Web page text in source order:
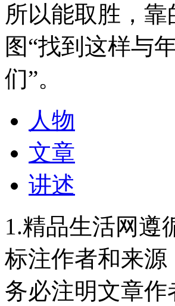
所以能取胜，
图“找到这样与
们”。
人物
文章
讲述
1.精品生活网遵
标注作者和来
务必注明文章